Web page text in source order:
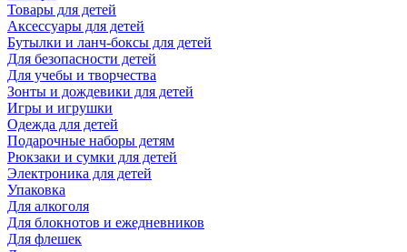
Товары для детей
Аксессуары для детей
Бутылки и ланч-боксы для детей
Для безопасности детей
Для учебы и творчества
Зонты и дождевики для детей
Игры и игрушки
Одежда для детей
Подарочные наборы детям
Рюкзаки и сумки для детей
Электроника для детей
Упаковка
Для алкоголя
Для блокнотов и ежедневников
Для флешек